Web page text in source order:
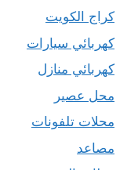
كراج الكويت
كهربائي سيارات
كهربائي منازل
محل عصير
محلات تلفونات
مصاعد